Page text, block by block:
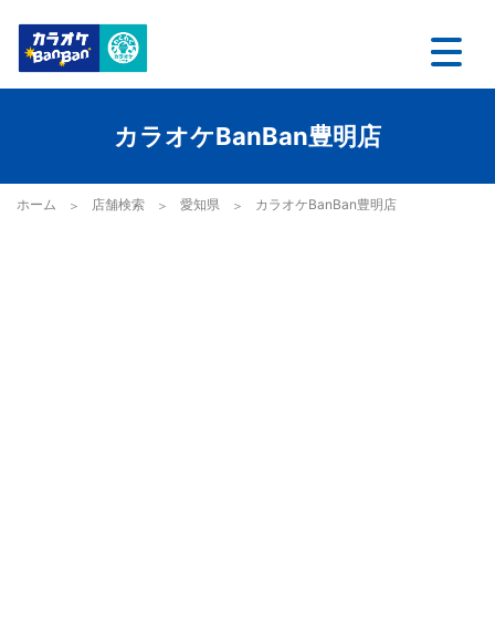
カラオケBanBan豊明店
ホーム 店舗検索 愛知県 カラオケBanBan豊明店